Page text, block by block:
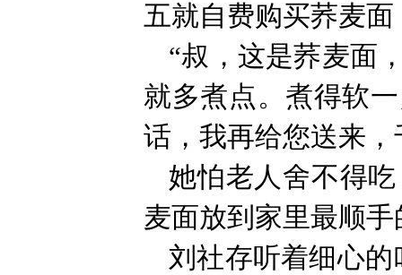
五就自费购买荞麦
“叔，这是荞麦面
就多煮点。煮得软
话，我再给您送来，
她怕老人舍不得
麦面放到家里最顺
刘社存听着细心